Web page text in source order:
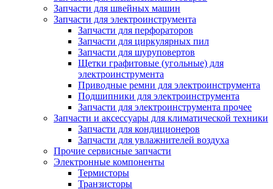
Запчасти для швейных машин
Запчасти для электроинструмента
Запчасти для перфораторов
Запчасти для циркулярных пил
Запчасти для шуруповертов
Щетки графитовые (угольные) для
электроинструмента
Приводные ремни для электроинструмента
Подшипники для электроинструмента
Запчасти для электроинструмента прочее
Запчасти и аксессуары для климатической техники
Запчасти для кондиционеров
Запчасти для увлажнителей воздуха
Прочие сервисные запчасти
Электронные компоненты
Термисторы
Транзисторы